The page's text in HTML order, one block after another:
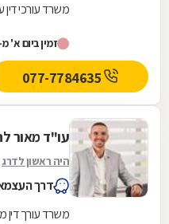
משרד עורכי
זמין ביום א' מ-8:00
עו"ד מאור
היה ראשון לדרג
דרך העצמאות 43,
משרד עורך דין